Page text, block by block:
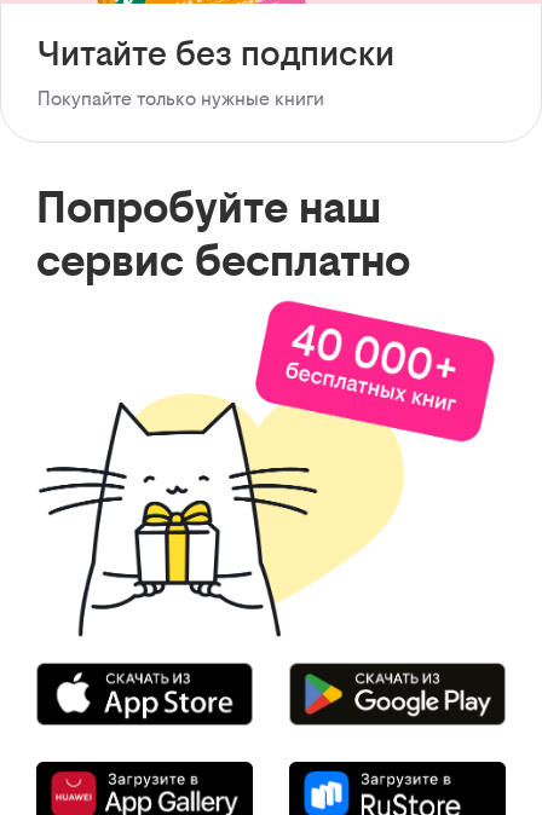
Читайте без подписки
Покупайте только нужные книги
Попробуйте наш
сервис бесплатно